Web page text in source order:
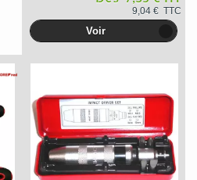
9,04 € TTC
Voir